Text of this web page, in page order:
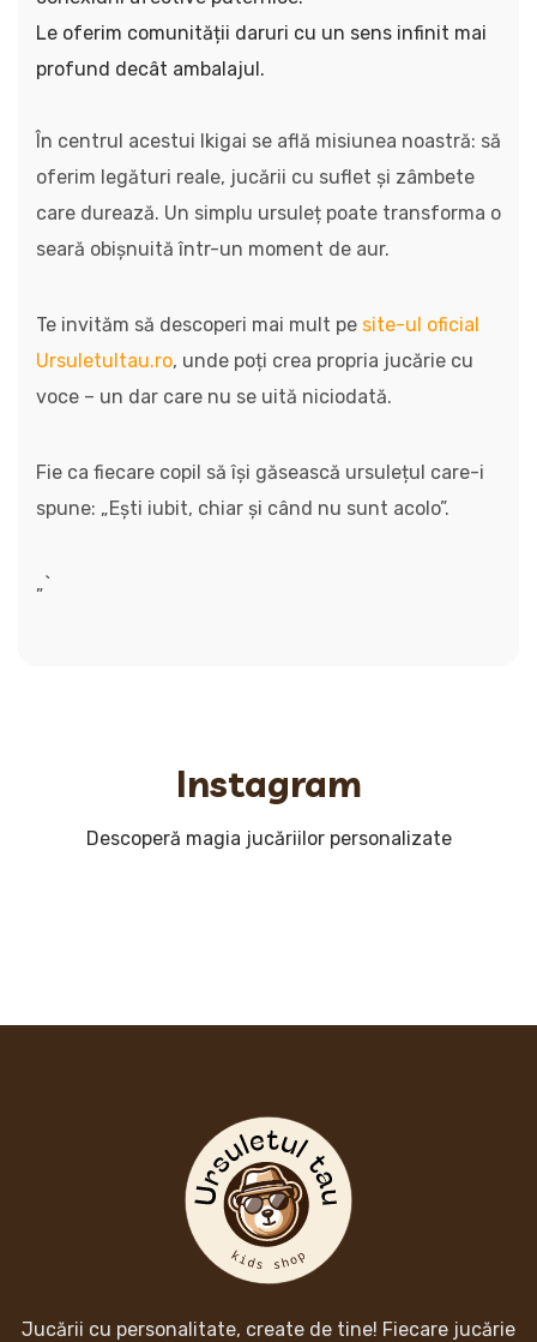
Le oferim comunității daruri cu un sens infinit mai
profund decât ambalajul.
În centrul acestui Ikigai se află misiunea noastră: să
oferim legături reale, jucării cu suflet și zâmbete
care durează. Un simplu ursuleț poate transforma o
seară obișnuită într-un moment de aur.
Te invităm să descoperi mai mult pe site-ul oficial
Ursuletultau.ro, unde poți crea propria jucărie cu
voce – un dar care nu se uită niciodată.
Fie ca fiecare copil să își găsească ursulețul care-i
spune: „Ești iubit, chiar și când nu sunt acolo”.
„`
Instagram
Descoperă magia jucăriilor personalizate
Jucării cu personalitate, create de tine! Fiecare jucărie